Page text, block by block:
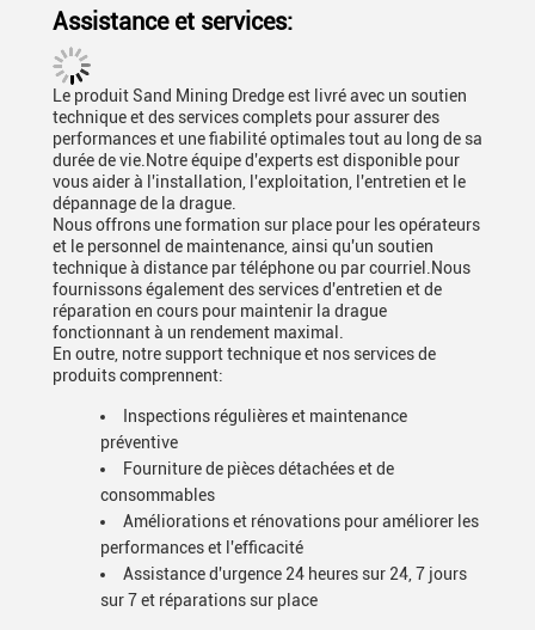
Assistance et services:
Le produit Sand Mining Dredge est livré avec un soutien
technique et des services complets pour assurer des
performances et une fiabilité optimales tout au long de sa
durée de vie.Notre équipe d'experts est disponible pour
vous aider à l'installation, l'exploitation, l'entretien et le
dépannage de la drague.
Nous offrons une formation sur place pour les opérateurs
et le personnel de maintenance, ainsi qu'un soutien
technique à distance par téléphone ou par courriel.Nous
fournissons également des services d'entretien et de
réparation en cours pour maintenir la drague
fonctionnant à un rendement maximal.
En outre, notre support technique et nos services de
produits comprennent:
Inspections régulières et maintenance
préventive
Fourniture de pièces détachées et de
consommables
Améliorations et rénovations pour améliorer les
performances et l'efficacité
Assistance d'urgence 24 heures sur 24, 7 jours
sur 7 et réparations sur place